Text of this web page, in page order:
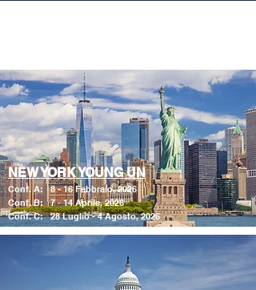
NEW YORK YOUNG UN
Conf. A: 8 - 16 Febbraio, 2026
Conf. B: 7 - 14 Aprile, 2026
Conf. C: 28 Luglio - 4 Agosto, 2026